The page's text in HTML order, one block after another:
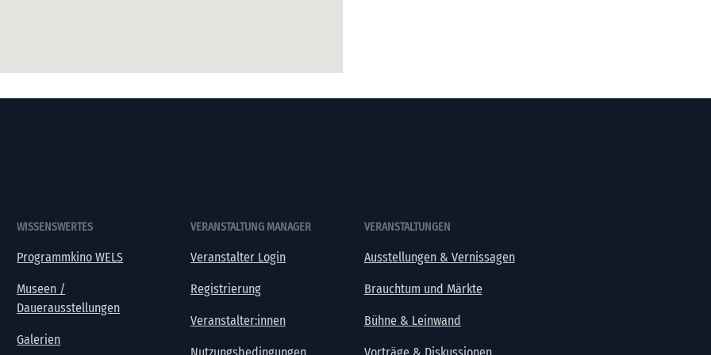
WISSENSWERTES
Programmkino WELS
Museen /
Dauerausstellungen
Galerien
VERANSTALTUNG MANAGER
Veranstalter Login
Registrierung
Veranstalter:innen
VERANSTALTUNGEN
Ausstellungen & Vernissagen
Brauchtum und Märkte
Bühne & Leinwand